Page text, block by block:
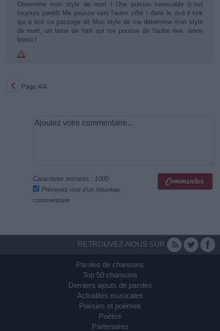
Détermine mon style de mort ! Une pulsion inorexable (c'est
toujours pareil) Me pousse vers l'autre côté ! dans le dvd il kirk
qui a écri ce passage dit Mon style de vie détermine mon style
de mort, un lame de font qui me pousse de l'autre rive. sinon
bravo !
Page 4/4
Caractères restants : 1000
Prévenez-moi d'un nouveau
commentaire
RETROUVEZ-NOUS SUR
Paroles de chansons
Top 50 chansons
Derniers ajouts de paroles
Actualités musicales
Poésies et poèmes
Poètes
Partenaires